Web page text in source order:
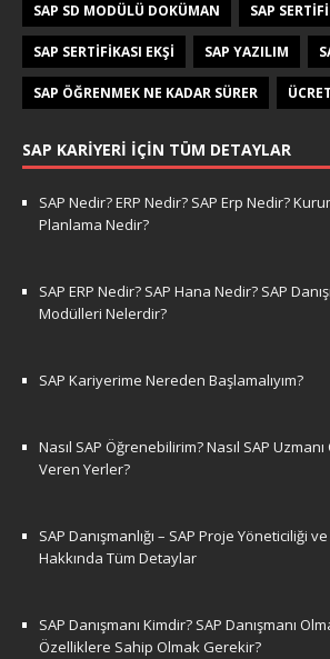
SAP SD MODÜLÜ DOKÜMAN SAP
SAP SERTIFIKASI EKŞI SAP YAZILIM
SAP ÖĞRENMEK NE KADAR SÜRER
SAP KARIYERI İÇIN TÜM DETAYLAR
SAP Nedir? ERP Nedir? SAP Erp Nedir?
Planlama Nedir?
SAP ERP Nedir? SAP Hana Nedir? SAP
Modülleri Nelerdir?
SAP Kariyerime Nereden Başlamalıyım?
Nasıl SAP Öğrenebilirim? Nasıl SAP
Veren Yerler?
SAP Danışmanlığı – SAP Proje Yöneticiliği
Hakkında Tüm Detaylar
SAP Danışmanı Kimdir? SAP Danışmanı
Özelliklere Sahip Olmak Gerekir?